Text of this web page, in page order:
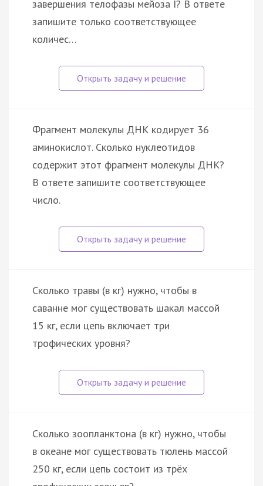
завершения телофазы мейоза I? В ответе
запишите только соответствующее
количес…
Фрагмент молекулы ДНК кодирует 36
аминокислот. Сколько нуклеотидов
содержит этот фрагмент молекулы ДНК?
В ответе запишите соответствующее
число.
Сколько травы (в кг) нужно, чтобы в
саванне мог существовать шакал массой
15 кг, если цепь включает три
трофических уровня?
Сколько зоопланктона (в кг) нужно, чтобы
в океане мог существовать тюлень массой
250 кг, если цепь состоит из трёх